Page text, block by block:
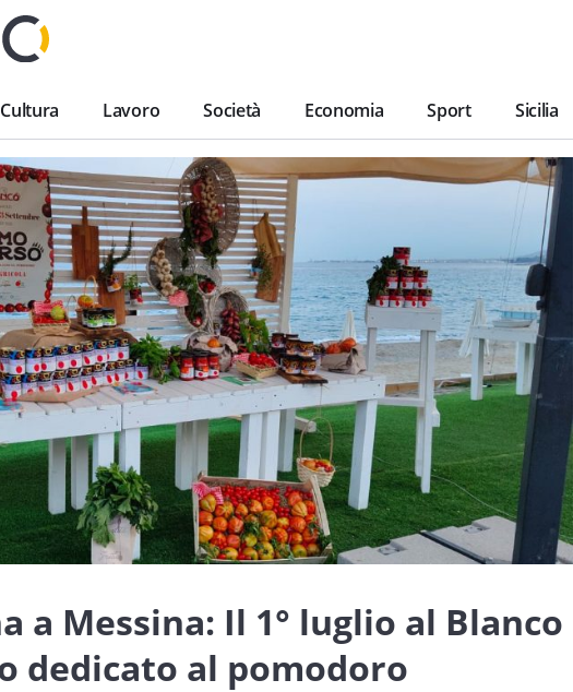
Cultura Lavoro Società Economia Sport Sicilia
a Messina: Il 1° luglio al Blanco
dedicato al pomodoro